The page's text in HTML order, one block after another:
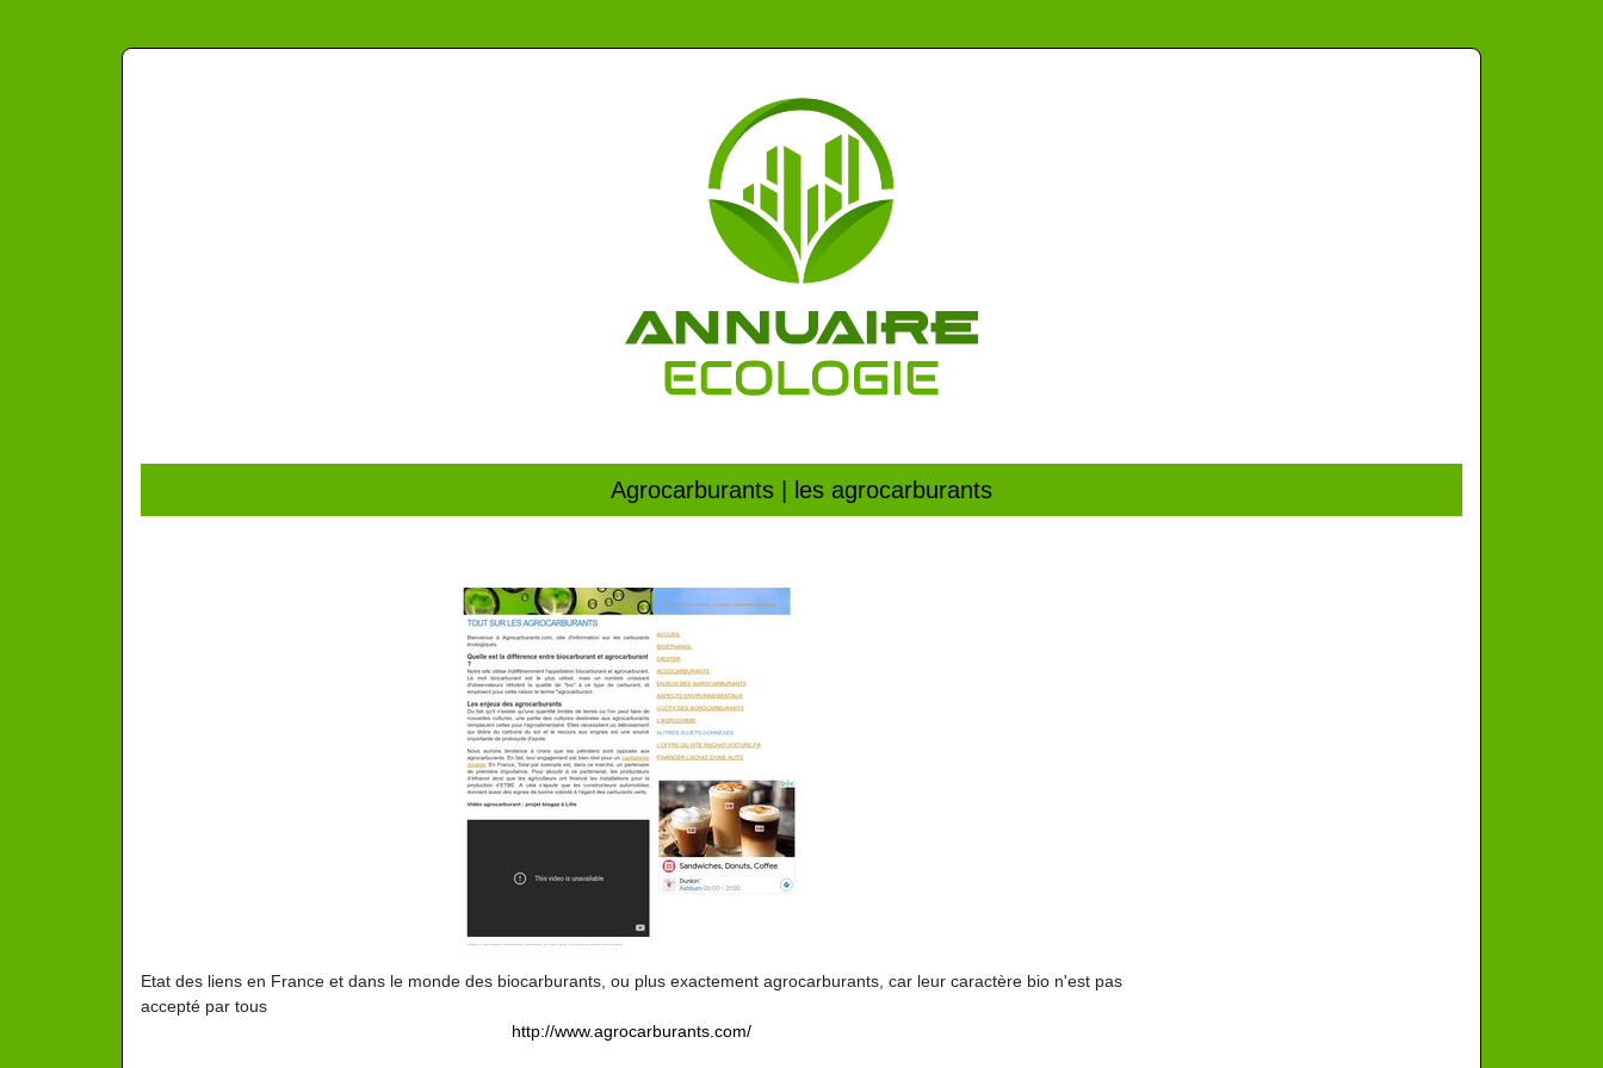
Ag­rocar­bu­rants | les ag­rocar­bu­rants
Etat des liens en France et dans le monde des biocarburants, ou plus exactement agrocarburants, car leur caractère bio n'est pas
accepté par tous
http://www.agrocarburants.com/